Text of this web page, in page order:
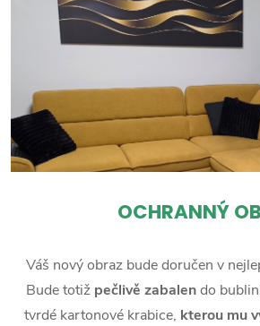
OCHRANNÝ
Váš nový obraz bude doručen v
Bude totiž pečlivě zabalendo
tvrdé kartonové krabice, kterou mu